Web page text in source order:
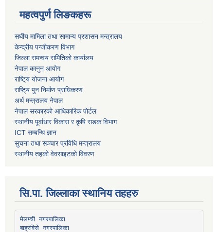
महत्वपुर्ण लिङकहरू
स‌घीय मामिला तथा सामान्य प्रशासन मन्त्रालय
केन्द्रीय पन्जीकरण विभाग
जिल्ला समन्वय समितिको कार्यालय
नेपाल कानुन आयोग
राष्टि्य योजना आयोग
राष्टि्य पुन निर्माण प्राधिकरण
अर्थ मन्त्रालय नेपाल
नेपाल सरकारको आधिकारिक पोर्टल
स्थानीय पूर्वाधार विकास र कृषि सडक विभाग
ICT सम्बन्धि ज्ञान
सुचना तथा सञ्चार प्रविधि मन्त्रालय
स्थानीय तहको वेवसाइटको विवरण
सि.पा. जिल्लाका स्थानिय तहहरु
मेलम्ची नगरपालिका
बाह्रविसे नगरपालिका